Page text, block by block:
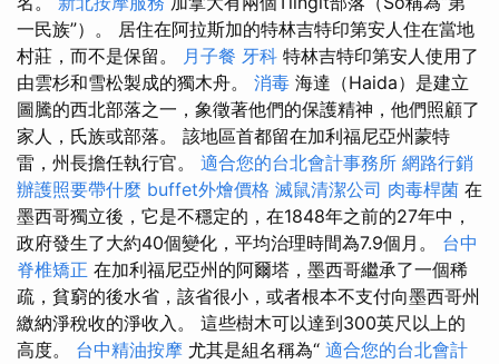
一民族”）。 居住在阿拉斯加的特林吉特印第安人住在當地
村莊，而不是保留。 月子餐 牙科 特林吉特印第安人使用了
由雲杉和雪松製成的獨木舟。 消毒 海達（Haida）是建立
圖騰的西北部落之一，象徵著他們的保護精神，他們照顧了
家人，氏族或部落。 該地區首都留在加利福尼亞州蒙特
雷，州長擔任執行官。 適合您的台北會計事務所 網路行銷
辦護照要帶什麼 buffet外燴價格 滅鼠清潔公司 肉毒桿菌 在
墨西哥獨立後，它是不穩定的，在1848年之前的27年中，
政府發生了大約40個變化，平均治理時間為7.9個月。 台中
脊椎矯正 在加利福尼亞州的阿爾塔，墨西哥繼承了一個稀
疏，貧窮的後水省，該省很小，或者根本不支付向墨西哥州
繳納淨稅收的淨收入。 這些樹木可以達到300英尺以上的
高度。 台中精油按摩 尤其是組名稱為“ 適合您的台北會計